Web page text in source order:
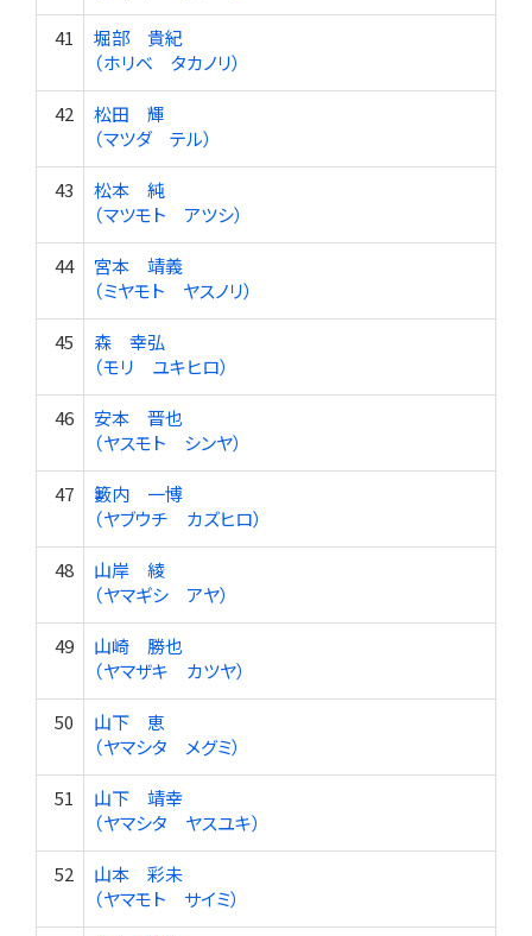
41
堀部 貴紀
（ホリベ タカノリ）
42
松田 輝
（マツダ テル）
43
松本 純
（マツモト アツシ）
44
宮本 靖義
（ミヤモト ヤスノリ）
45
森 幸弘
（モリ ユキヒロ）
46
安本 晋也
（ヤスモト シンヤ）
47
籔内 一博
（ヤブウチ カズヒロ）
48
山岸 綾
（ヤマギシ アヤ）
49
山崎 勝也
（ヤマザキ カツヤ）
50
山下 恵
（ヤマシタ メグミ）
51
山下 靖幸
（ヤマシタ ヤスユキ）
52
山本 彩未
（ヤマモト サイミ）